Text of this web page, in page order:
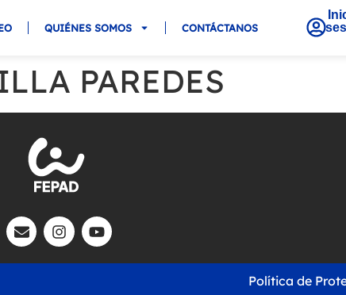
QUIÉNES SOMOS CONTÁCTANOS
PAREDES
Política de